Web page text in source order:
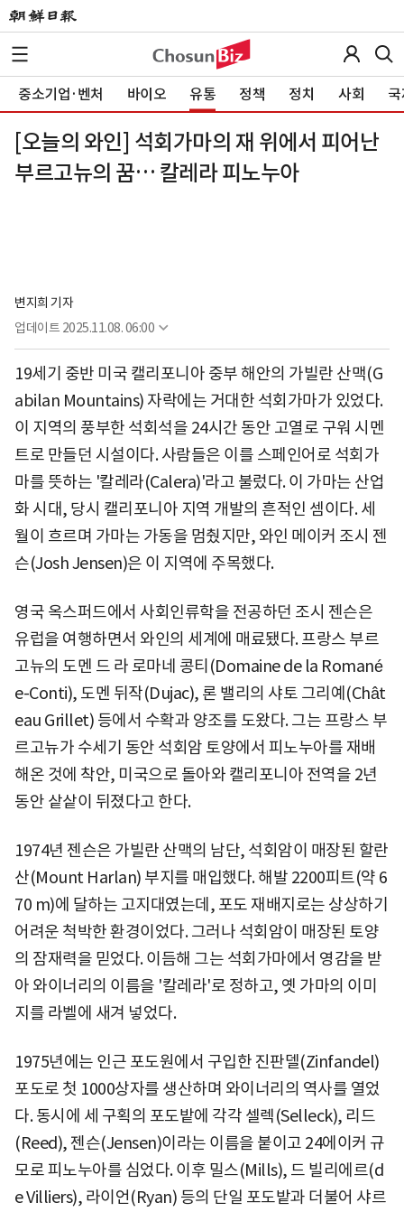
중소기업·벤처 바이오 유통 정책 정치 사회
[오늘의 와인] 석회가마의 재 위에서 피어난
부르고뉴의 꿈… 칼레라 피노누아
변지희 기자
업데이트 2025.11.08. 06:00
19세기 중반 미국 캘리포니아 중부 해안의 가빌란 산맥(G
abilan Mountains) 자락에는 거대한 석회가마가 있었다.
이 지역의 풍부한 석회석을 24시간 동안 고열로 구워 시멘
트로 만들던 시설이다. 사람들은 이를 스페인어로 석회가
마를 뜻하는 '칼레라(Calera)'라고 불렀다. 이 가마는 산업
화 시대, 당시 캘리포니아 지역 개발의 흔적인 셈이다. 세
월이 흐르며 가마는 가동을 멈췄지만, 와인 메이커 조시 젠
슨(Josh Jensen)은 이 지역에 주목했다.
영국 옥스퍼드에서 사회인류학을 전공하던 조시 젠슨은
유럽을 여행하면서 와인의 세계에 매료됐다. 프랑스 부르
고뉴의 도멘 드 라 로마네 콩티(Domaine de la Romané
e-Conti), 도멘 뒤작(Dujac), 론 밸리의 샤토 그리예(Chât
eau Grillet) 등에서 수확과 양조를 도왔다. 그는 프랑스 부
르고뉴가 수세기 동안 석회암 토양에서 피노누아를 재배
해온 것에 착안, 미국으로 돌아와 캘리포니아 전역을 2년
동안 샅샅이 뒤졌다고 한다.
1974년 젠슨은 가빌란 산맥의 남단, 석회암이 매장된 할란
산(Mount Harlan) 부지를 매입했다. 해발 2200피트(약 6
70 m)에 달하는 고지대였는데, 포도 재배지로는 상상하기
어려운 척박한 환경이었다. 그러나 석회암이 매장된 토양
의 잠재력을 믿었다. 이듬해 그는 석회가마에서 영감을 받
아 와이너리의 이름을 '칼레라'로 정하고, 옛 가마의 이미
지를 라벨에 새겨 넣었다.
1975년에는 인근 포도원에서 구입한 진판델(Zinfandel)
포도로 첫 1000상자를 생산하며 와이너리의 역사를 열었
다. 동시에 세 구획의 포도밭에 각각 셀렉(Selleck), 리드
(Reed), 젠슨(Jensen)이라는 이름을 붙이고 24에이커 규
모로 피노누아를 심었다. 이후 밀스(Mills), 드 빌리에르(d
e Villiers), 라이언(Ryan) 등의 단일 포도밭과 더불어 샤르